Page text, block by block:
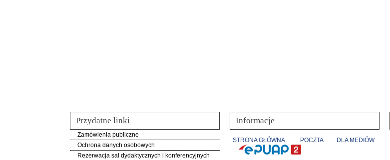
Przydatne linki
Zamówienia publiczne
Ochrona danych osobowych
Rezerwacja sal dydaktycznych i konferencyjnych
Informacje
STRONA GŁÓWNA POCZTA DLA MEDIÓW